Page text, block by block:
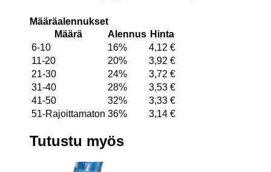
Määräalennukset
Määrä
Alennus Hinta
6-10
16% 4,12 €
11-20
20% 3,92 €
21-30
24% 3,72 €
31-40
28% 3,53 €
41-50
32% 3,33 €
51-Rajoittamaton 36% 3,14 €
Tutustu myös